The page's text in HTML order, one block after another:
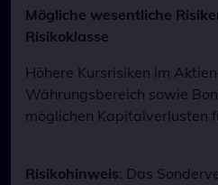
Mögliche wesentliche
Risikoklasse
Höhere Kursrisiken im
Währungsbereich sowie
möglichen Kapitalverlusten
Risikohinweis: Das